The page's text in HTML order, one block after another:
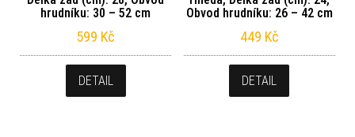
hrudníku: 30 – 52 cm
599 Kč
DETAIL
Obvod hrudníku: 26 – 42 cm
449 Kč
DETAIL